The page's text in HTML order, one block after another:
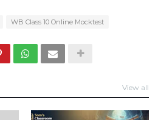
WB Class 10 Online Mocktest
View all